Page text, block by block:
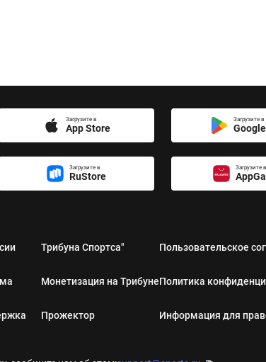
Загрузите в
App Store
Загрузите в
Загрузите в
RuStore
Загрузите в
Трибуна Спортса"
Монетизация на Трибуне
Прожектор
Пользовательское
Политика
Информация для